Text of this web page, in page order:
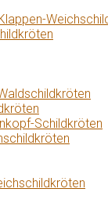
Schildkröten